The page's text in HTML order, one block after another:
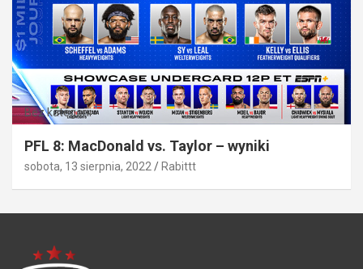
Bez kategorii
PFL 8: MacDonald vs. Taylor – wyniki
sobota, 13 sierpnia, 2022 Rabittt